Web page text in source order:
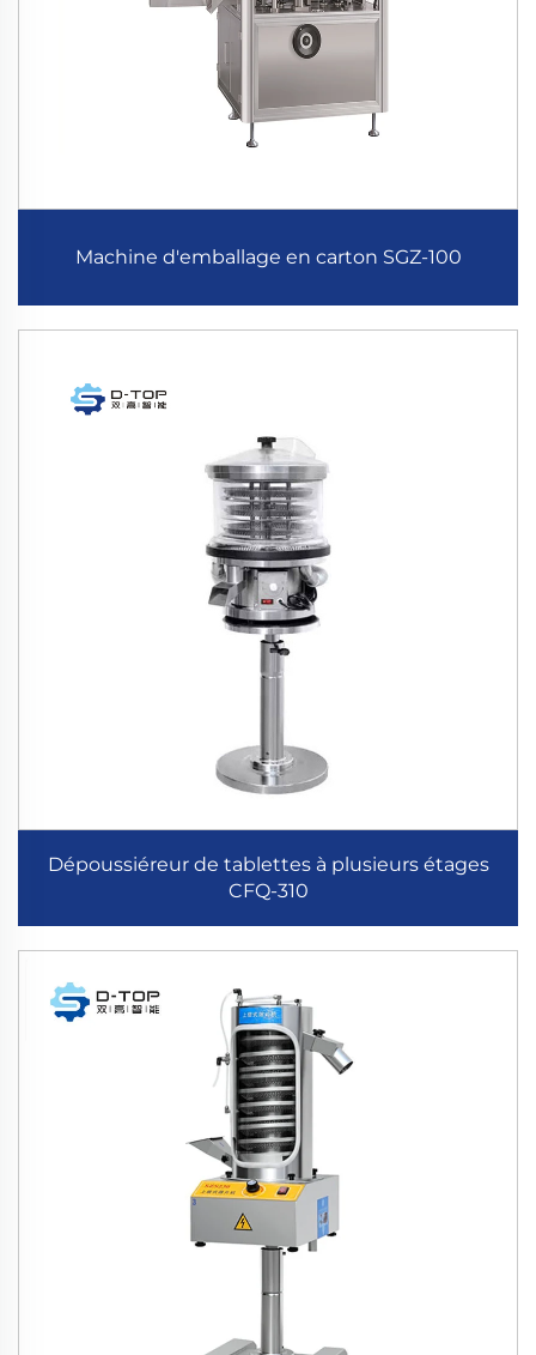
Machine d'emballage en carton SGZ-100
Dépoussiéreur de tablettes à plusieurs étages
CFQ-310